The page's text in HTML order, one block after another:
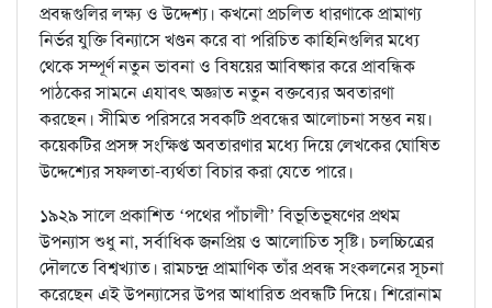
প্রবন্ধগুলির লক্ষ্য ও উদ্দেশ্য। কখনো প্রচলিত ধারণাকে প্রামাণ্য
নির্ভর যুক্তি বিন্যাসে খণ্ডন করে বা পরিচিত কাহিনিগুলির মধ্যে
থেকে সম্পূর্ণ নতুন ভাবনা ও বিষয়ের আবিষ্কার করে প্রাবন্ধিক
পাঠকের সামনে এযাবৎ অজ্ঞাত নতুন বক্তব্যের অবতারণা
করছেন। সীমিত পরিসরে সবকটি প্রবন্ধের আলোচনা সম্ভব নয়।
কয়েকটির প্রসঙ্গ সংক্ষিপ্ত অবতারণার মধ্যে দিয়ে লেখকের ঘোষিত
উদ্দেশ্যের সফলতা-ব্যর্থতা বিচার করা যেতে পারে।
১৯২৯ সালে প্রকাশিত ‘পথের পাঁচালী’ বিভূতিভূষণের প্রথম
উপন্যাস শুধু না, সর্বাধিক জনপ্রিয় ও আলোচিত সৃষ্টি। চলচ্চিত্রের
দৌলতে বিশ্বখ্যাত। রামচন্দ্র প্রামাণিক তাঁর প্রবন্ধ সংকলনের সূচনা
করেছেন এই উপন্যাসের উপর আধারিত প্রবন্ধটি দিয়ে। শিরোনাম